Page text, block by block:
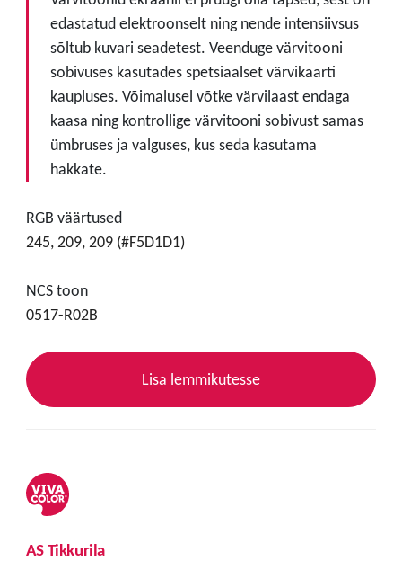
edastatud elektroonselt ning nende intensiivsus
sõltub kuvari seadetest. Veenduge värvitooni
sobivuses kasutades spetsiaalset värvikaarti
kaupluses. Võimalusel võtke värvilaast endaga
kaasa ning kontrollige värvitooni sobivust samas
ümbruses ja valguses, kus seda kasutama
hakkate.
RGB väärtused
245, 209, 209 (#F5D1D1)
NCS toon
0517-R02B
Lisa lemmikutesse
AS Tikkurila